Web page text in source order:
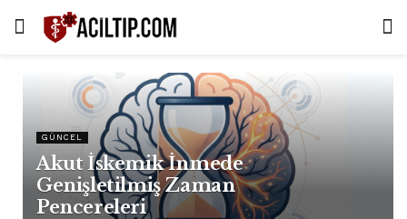
GÜNCEL
Akut İskemik İnmede
Genişletilmiş Zaman
Pencereleri